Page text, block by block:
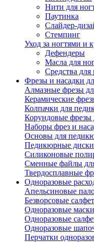
Нити для
Паутинка
Слайдер-
Стемпинг
Уход за ногтями и
Дефендеры
Масла для
Средства для
Фрезы и насадки
Алмазные фрезы
Керамические
Колпачки для
Корундовые
Наборы фрез и
Основы для
Педикюрные диски
Силиконовые
Сменные файлы
Твердосплавные
Одноразовые
Апельсиновые
Безворсовые
Одноразовые
Одноразовые
Одноразовые
Перчатки